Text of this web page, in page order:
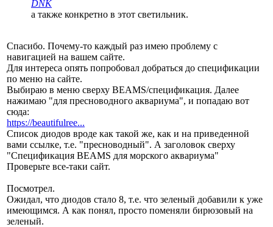
DNK
а также конкретно в этот светильник.
Спасибо. Почему-то каждый раз имею проблему с
навигацией на вашем сайте.
Для интереса опять попробовал добраться до спецификации
по меню на сайте.
Выбираю в меню сверху BEAMS/спецификация. Далее
нажимаю "для пресноводного аквариума", и попадаю вот
сюда:
https://beautifulree...
Список диодов вроде как такой же, как и на приведенной
вами ссылке, т.е. "пресноводный". А заголовок сверху
"Спецификация BEAMS для морского аквариума"
Проверьте все-таки сайт.
Посмотрел.
Ожидал, что диодов стало 8, т.е. что зеленый добавили к уже
имеющимся. А как понял, просто поменяли бирюзовый на
зеленый.